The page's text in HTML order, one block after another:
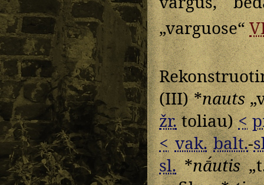
„varguose“
(III) *nauts
žr.toliau)<
< vak. balt.-
sl.*nā́utis